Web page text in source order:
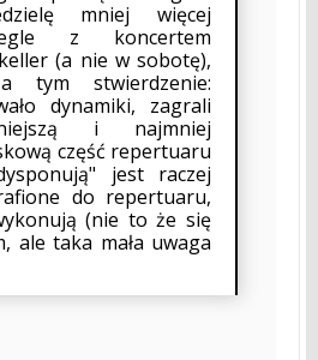
mniej więcej
z koncertem
(a nie w sobotę),
tym stwierdzenie:
dynamiki, zagrali
i najmniej
część repertuaru
jest raczej
do repertuaru,
(nie to że się
ale taka mała uwaga